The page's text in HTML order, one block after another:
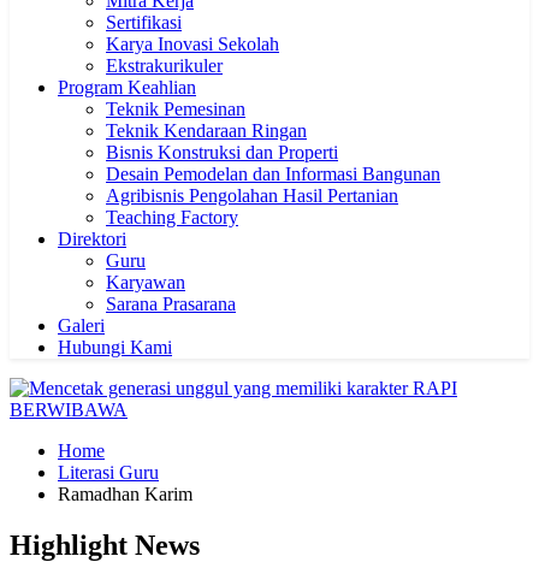
Sertifikasi
Karya Inovasi Sekolah
Ekstrakurikuler
Program Keahlian
Teknik Pemesinan
Teknik Kendaraan Ringan
Bisnis Konstruksi dan Properti
Desain Pemodelan dan Informasi Bangunan
Agribisnis Pengolahan Hasil Pertanian
Teaching Factory
Direktori
Guru
Karyawan
Sarana Prasarana
Galeri
Hubungi Kami
Home
Literasi Guru
Ramadhan Karim
Highlight News